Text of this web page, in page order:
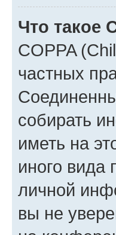
Что такое
COPPA
частных
собирать
иметь на
иного вида
личной
вы не